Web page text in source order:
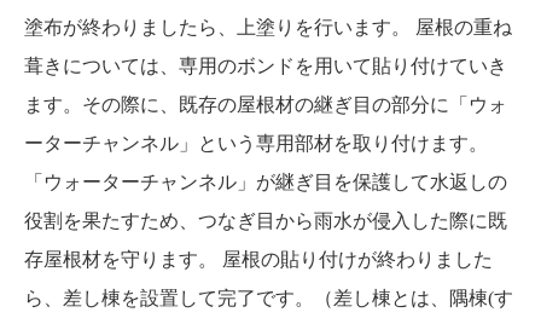
塗布が終わりましたら、上塗りを行います。 屋根の重ね
葺きについては、専用のボンドを用いて貼り付けていき
ます。その際に、既存の屋根材の継ぎ目の部分に「ウォ
ーターチャンネル」という専用部材を取り付けます。
「ウォーターチャンネル」が継ぎ目を保護して水返しの
役割を果たすため、つなぎ目から雨水が侵入した際に既
存屋根材を守ります。 屋根の貼り付けが終わりました
ら、差し棟を設置して完了です。（差し棟とは、隅棟(す